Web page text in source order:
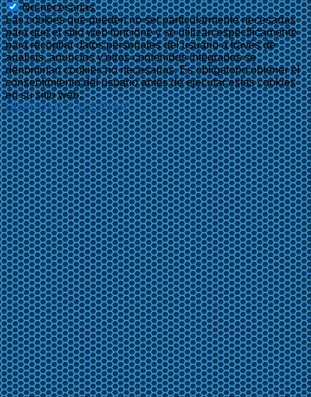
No-necesarias
Las cookies que pueden no ser particularmente necesarias
para que el sitio web funcione y se utilizan específicamente
para recopilar datos personales del usuario a través de
análisis, anuncios y otros contenidos integrados se
denominan cookies no necesarias. Es obligatorio obtener el
consentimiento del usuario antes de ejecutar estas cookies
en su sitio web.
GUARDAR Y ACEPTAR